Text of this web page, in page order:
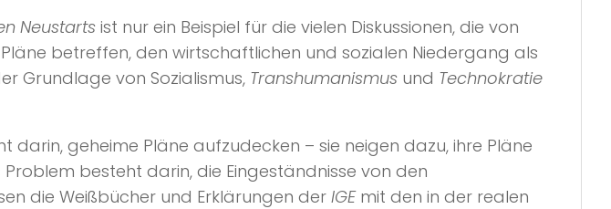
Neustartsist nur ein Beispiel für die vielen Diskussionen, die von
betreffen, den wirtschaftlichen und sozialen Niedergang als
Grundlage von Sozialismus, Transhumanismus und Technokratie
darin, geheime Pläne aufzudecken – sie neigen dazu, ihre Pläne
besteht darin, die Eingeständnisse von den
die Weißbücher und Erklärungen der IGEmit den in der realen